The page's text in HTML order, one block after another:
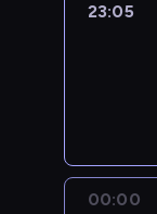
23:05
00:00